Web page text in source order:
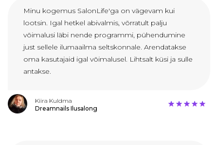
Minu kogemus SalonLife'ga on vägevam kui
lootsin. Igal hetkel abivalmis, võrratult palju
võimalusi läbi nende programmi, pühendumine
just sellele ilumaailma seltskonnale. Arendatakse
oma kasutajaid igal võimalusel. Lihtsalt küsi ja sulle
antakse.
Kiira Kuldma
Dreamnails Ilusalong